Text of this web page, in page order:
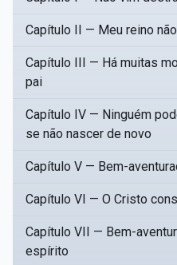
Capítulo II — Meu reino
Capítulo III — Há muitas
pai
Capítulo IV — Ninguém
se não nascer de novo
Capítulo V — Bem-
Capítulo VI — O Cristo
Capítulo VII — Bem-
espírito